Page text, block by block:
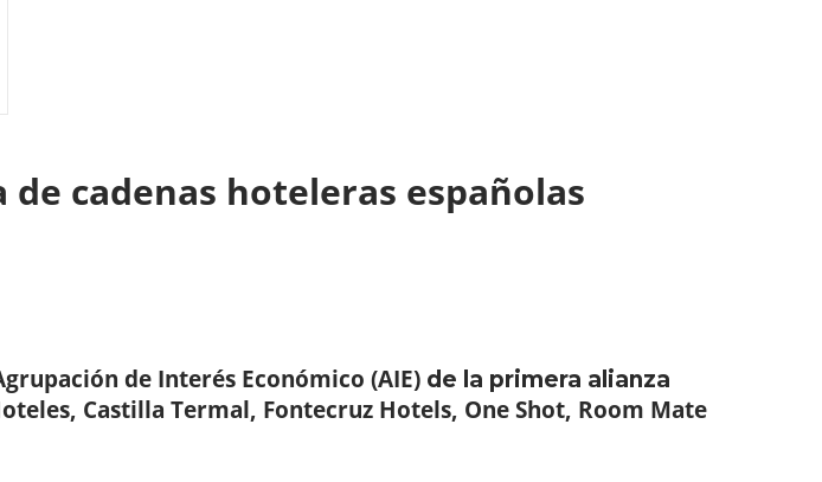
cadenas hoteleras españolas
de Interés Económico (AIE) de la primera alianza
Castilla Termal, Fontecruz Hotels, One Shot, Room Mate